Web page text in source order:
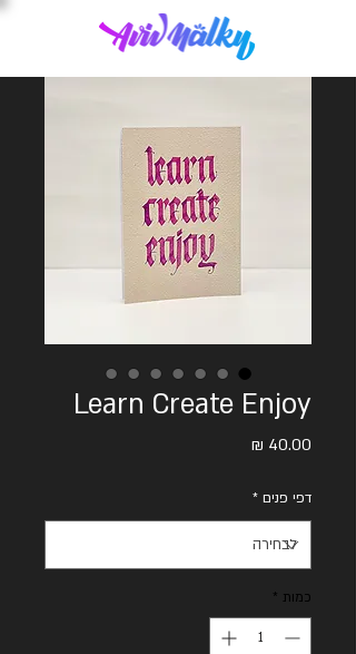
Learn Create Enjoy
דפי פנים *
כמות *